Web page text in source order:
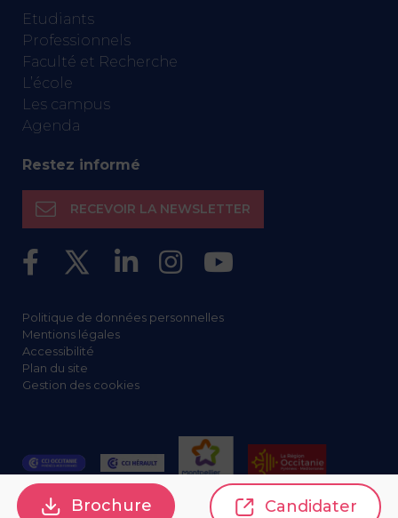
Etudiants
Professionnels
Faculté et Recherche
L’école
Les campus
Agenda
Restez informé
RECEVOIR LA NEWSLETTER
Politique de données personnelles
Mentions légales
Accessibilité
Plan du site
Gestion des cookies
Brochure Candidater